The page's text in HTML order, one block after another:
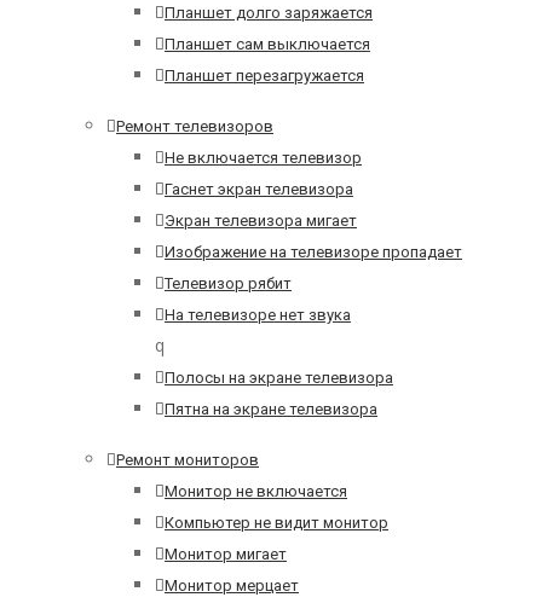
Планшет долго заряжается
Планшет сам выключается
Планшет перезагружается
Ремонт телевизоров
Не включается телевизор
Гаснет экран телевизора
Экран телевизора мигает
Изображение на телевизоре пропадает
Телевизор рябит
На телевизоре нет звука
q
Полосы на экране телевизора
Пятна на экране телевизора
Ремонт мониторов
Монитор не включается
Компьютер не видит монитор
Монитор мигает
Монитор мерцает